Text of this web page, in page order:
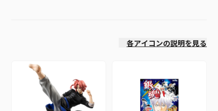
各アイコンの説明を見る